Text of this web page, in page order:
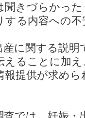
聞きづらかっ
する内容への
産に関する説
えることに加
報提供が求め